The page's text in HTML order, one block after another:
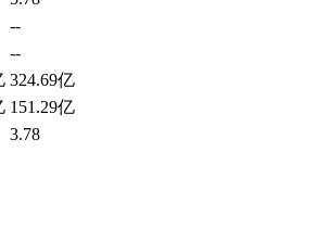
--
--
324.69亿
151.29亿
3.78